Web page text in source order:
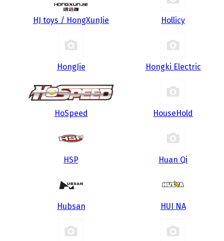
HJ toys / HongXunJie Hollicy
HongJie Hongki Electric
HoSpeed HouseHold
HSP Huan Qi
Hubsan HUI NA